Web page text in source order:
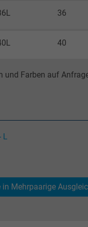
Zweck
Name
36
40
und Farben auf
L
in Mehrpaarige